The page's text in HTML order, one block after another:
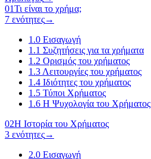
01Τι είναι το χρήμα;
7 ενότητες→
1.0 Εισαγωγή
1.1 Συζητήσεις για τα χρήματα
1.2 Ορισμός του χρήματος
1.3 Λειτουργίες του χρήματος
1.4 Ιδιότητες του χρήματος
1.5 Τύποι Χρήματος
1.6 Η Ψυχολογία του Χρήματος
02Η Ιστορία του Χρήματος
3 ενότητες→
2.0 Εισαγωγή